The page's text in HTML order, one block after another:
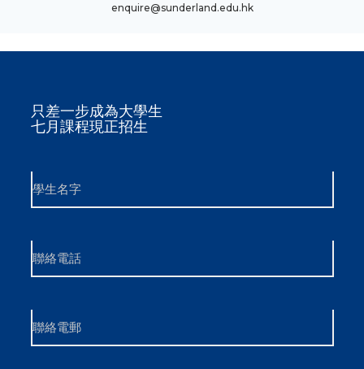
enquire@sunderland.edu.hk
只差一步成為大學生
七月課程現正招生